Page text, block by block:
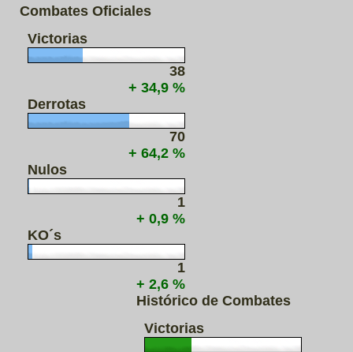
Combates Oficiales
Victorias
38
+ 34,9 %
Derrotas
70
+ 64,2 %
Nulos
1
+ 0,9 %
KO´s
1
+ 2,6 %
Histórico de Combates
Victorias